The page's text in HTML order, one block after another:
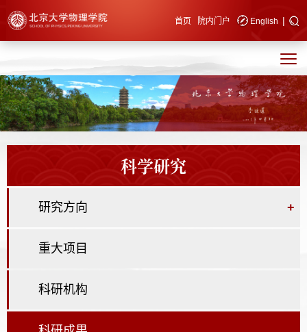
快速导航 首页 院内门户 English |
科学研究
研究方向 +
重大项目
科研机构